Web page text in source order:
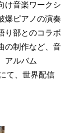
け音楽ワークシ
爆ピアノの演奏
り部とのコラボ
の制作など、音
アルバム
て、世界配信